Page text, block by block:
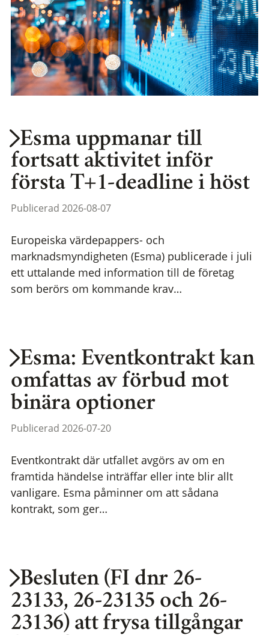
Esma uppmanar till
fortsatt aktivitet inför
första T+1-deadline i höst
Publicerad 2026-08-07
Europeiska värdepappers- och
marknadsmyndigheten (Esma) publicerade i juli
ett uttalande med information till de företag
som berörs om kommande krav…
Esma: Eventkontrakt kan
omfattas av förbud mot
binära optioner
Publicerad 2026-07-20
Eventkontrakt där utfallet avgörs av om en
framtida händelse inträffar eller inte blir allt
vanligare. Esma påminner om att sådana
kontrakt, som ger…
Besluten (FI dnr 26-
23133, 26-23135 och 26-
23136) att frysa tillgångar